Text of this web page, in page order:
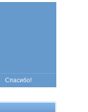
Спасибо!